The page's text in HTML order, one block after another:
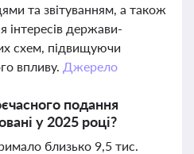
та звітуванням, а також
інтересів держави-
схем, підвищуючи
впливу. Джерело
подання
у 2025 році?
близько 9,5 тис.